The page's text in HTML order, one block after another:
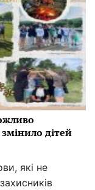
дітей
які не